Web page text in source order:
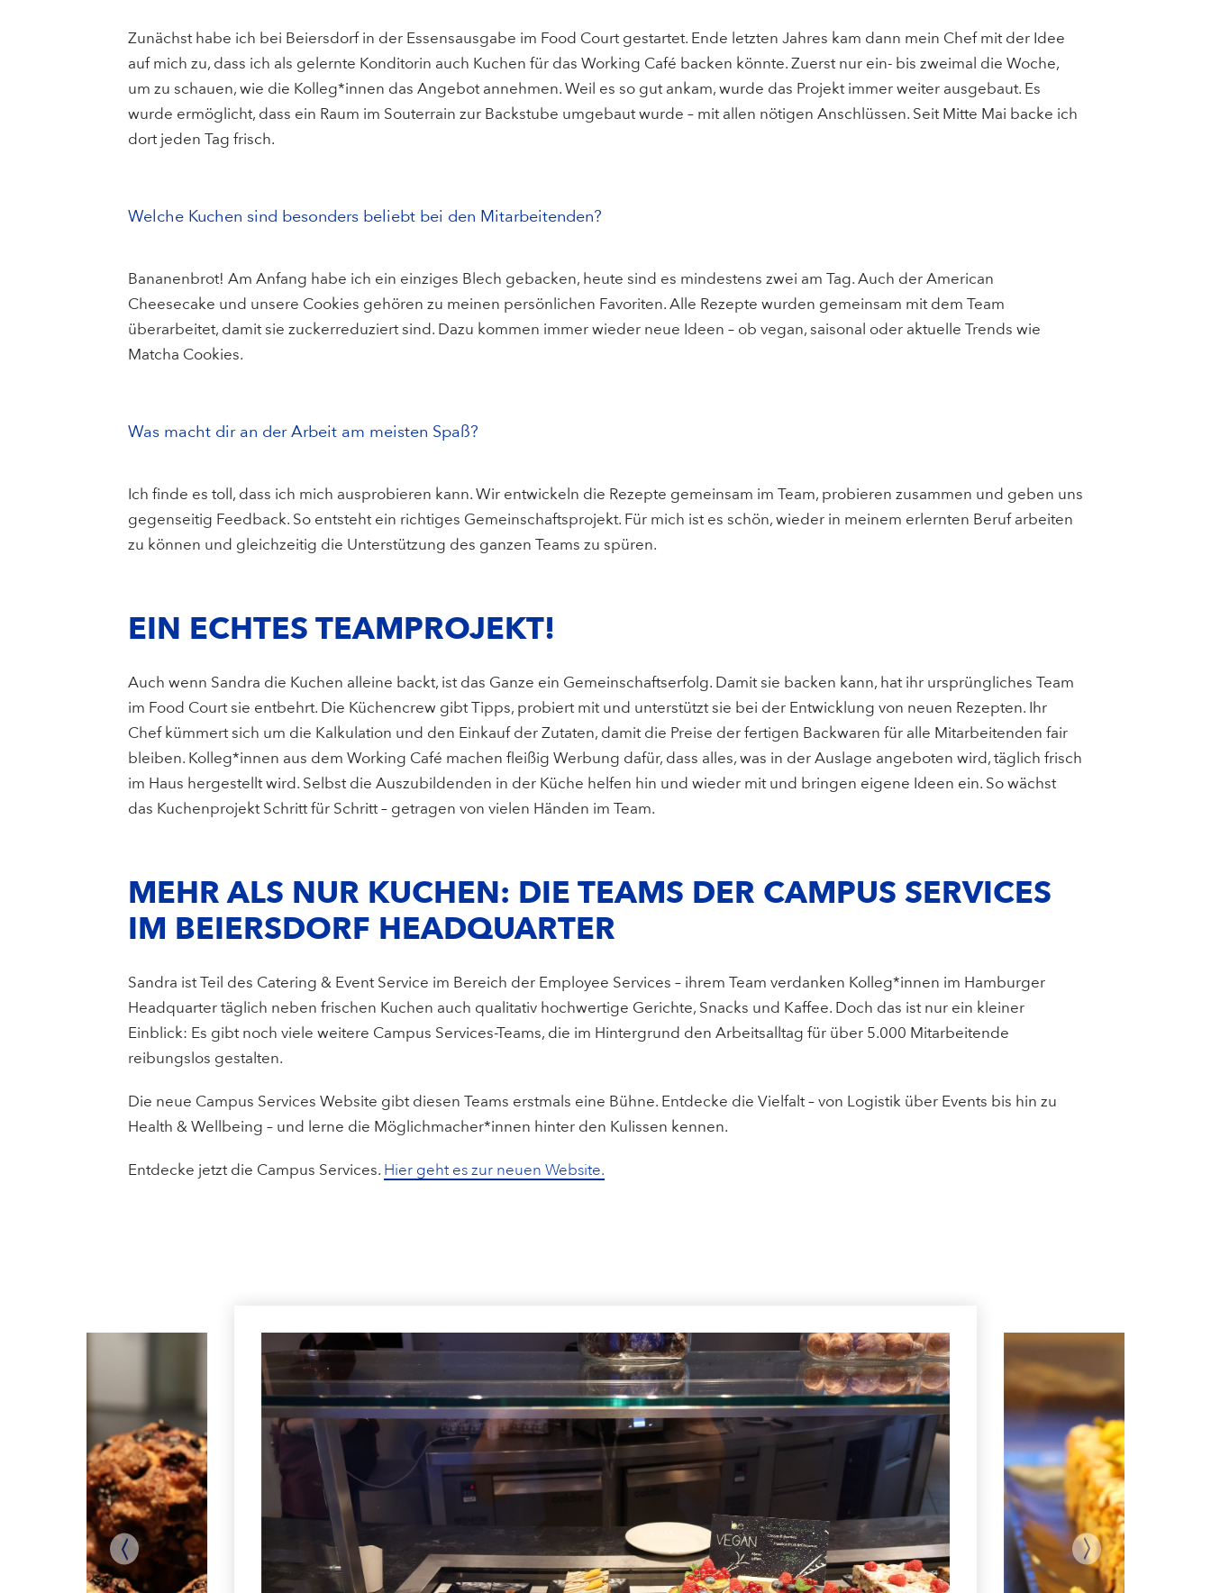
Zunächst habe ich bei Beiersdorf in der Essensausgabe im Food Court gestartet. Ende letzten Jahres kam dann mein Chef mit der Idee
auf mich zu, dass ich als gelernte Konditorin auch Kuchen für das Working Café backen könnte. Zuerst nur ein- bis zweimal die Woche,
um zu schauen, wie die Kolleg*innen das Angebot annehmen. Weil es so gut ankam, wurde das Projekt immer weiter ausgebaut. Es
wurde ermöglicht, dass ein Raum im Souterrain zur Backstube umgebaut wurde – mit allen nötigen Anschlüssen. Seit Mitte Mai backe ich
dort jeden Tag frisch.
Welche Kuchen sind besonders beliebt bei den Mitarbeitenden?
Bananenbrot! Am Anfang habe ich ein einziges Blech gebacken, heute sind es mindestens zwei am Tag. Auch der American
Cheesecake und unsere Cookies gehören zu meinen persönlichen Favoriten. Alle Rezepte wurden gemeinsam mit dem Team
überarbeitet, damit sie zuckerreduziert sind. Dazu kommen immer wieder neue Ideen – ob vegan, saisonal oder aktuelle Trends wie
Matcha Cookies.
Was macht dir an der Arbeit am meisten Spaß?
Ich finde es toll, dass ich mich ausprobieren kann. Wir entwickeln die Rezepte gemeinsam im Team, probieren zusammen und geben uns
gegenseitig Feedback. So entsteht ein richtiges Gemeinschaftsprojekt. Für mich ist es schön, wieder in meinem erlernten Beruf arbeiten
zu können und gleichzeitig die Unterstützung des ganzen Teams zu spüren.
EIN ECHTES TEAMPROJEKT!
Auch wenn Sandra die Kuchen alleine backt, ist das Ganze ein Gemeinschaftserfolg. Damit sie backen kann, hat ihr ursprüngliches Team
im Food Court sie entbehrt. Die Küchencrew gibt Tipps, probiert mit und unterstützt sie bei der Entwicklung von neuen Rezepten. Ihr
Chef kümmert sich um die Kalkulation und den Einkauf der Zutaten, damit die Preise der fertigen Backwaren für alle Mitarbeitenden fair
bleiben. Kolleg*innen aus dem Working Café machen fleißig Werbung dafür, dass alles, was in der Auslage angeboten wird, täglich frisch
im Haus hergestellt wird. Selbst die Auszubildenden in der Küche helfen hin und wieder mit und bringen eigene Ideen ein. So wächst
das Kuchenprojekt Schritt für Schritt – getragen von vielen Händen im Team.
MEHR ALS NUR KUCHEN: DIE TEAMS DER CAMPUS SERVICES
IM BEIERSDORF HEADQUARTER
Sandra ist Teil des Catering & Event Service im Bereich der Employee Services – ihrem Team verdanken Kolleg*innen im Hamburger
Headquarter täglich neben frischen Kuchen auch qualitativ hochwertige Gerichte, Snacks und Kaffee. Doch das ist nur ein kleiner
Einblick: Es gibt noch viele weitere Campus Services-Teams, die im Hintergrund den Arbeitsalltag für über 5.000 Mitarbeitende
reibungslos gestalten.
Die neue Campus Services Website gibt diesen Teams erstmals eine Bühne. Entdecke die Vielfalt – von Logistik über Events bis hin zu
Health & Wellbeing – und lerne die Möglichmacher*innen hinter den Kulissen kennen.
Entdecke jetzt die Campus Services. Hier geht es zur neuen Website.